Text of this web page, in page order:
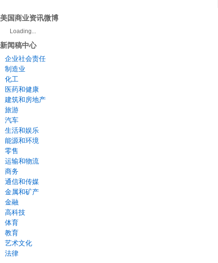
美国商业资讯微博
Loading...
新闻稿中心
企业社会责任
制造业
化工
医药和健康
建筑和房地产
旅游
汽车
生活和娱乐
能源和环境
零售
运输和物流
商务
通信和传媒
金属和矿产
金融
高科技
体育
教育
艺术文化
法律